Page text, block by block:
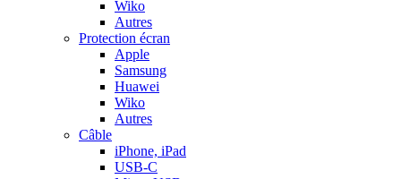
Wiko
Autres
Protection écran
Apple
Samsung
Huawei
Wiko
Autres
Câble
iPhone, iPad
USB-C